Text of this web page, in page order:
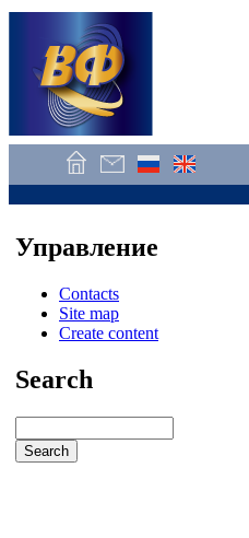
Управление
Contacts
Site map
Create content
Search